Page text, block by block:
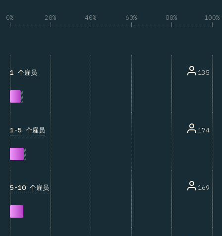
0% 20% 40% 60% 80% 100%
1 个雇员 135
1-5 个雇员 174
5-10 个雇员 169